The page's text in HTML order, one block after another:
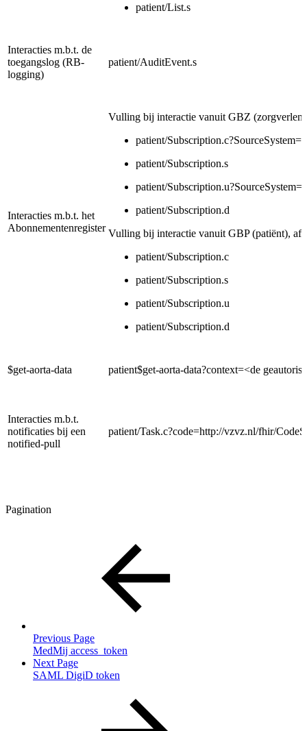
patient/List.s
Interacties m.b.t. de
toegangslog (RB-
logging)
patient/AuditEvent.s
Interacties m.b.t. het
Abonnementenregister
Vulling bij interactie vanuit GBZ
patient/
patient/Subscription.s
patient/
patient/Subscription.d
Vulling bij interactie vanuit GBP (patiënt),
patient/Subscription.c
patient/Subscription.s
patient/Subscription.u
patient/Subscription.d
$get-aorta-data patient$get-aorta-data?context=<de
Interacties m.b.t.
notificaties bij een
notified-pull
patient/Task.c?code=http://vzvz.nl/fhir/
Pagination
Previous Page
MedMij access_token
Next Page
SAML DigiD token